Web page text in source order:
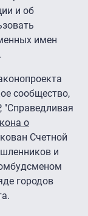
и об
имен
сообщество,
, "Справедливая
о
Счетной
и
городов